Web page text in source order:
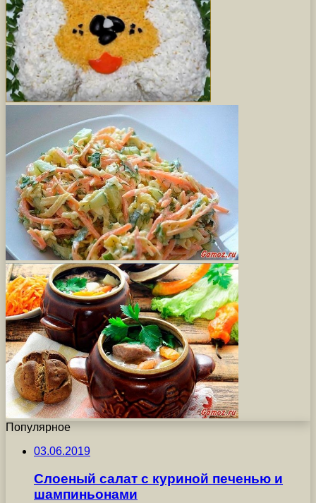
Популярное
03.06.2019
Слоеный салат с куриной печенью и
шампиньонами